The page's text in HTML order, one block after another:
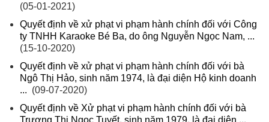
(05-01-2021)
Quyết định về xử phạt vi phạm hành chính đối với Công
ty TNHH Karaoke Bé Ba, do ông Nguyễn Ngọc Nam, ...
(15-10-2020)
Quyết định về xử phạt vi phạm hành chính đối với bà
Ngô Thị Hảo, sinh năm 1974, là đại diện Hộ kinh doanh
... (09-07-2020)
Quyết định về Xử phạt vi phạm hành chính đối với bà
Trương Thị Ngọc Tuyết, sinh năm 1979, là đại diện ...